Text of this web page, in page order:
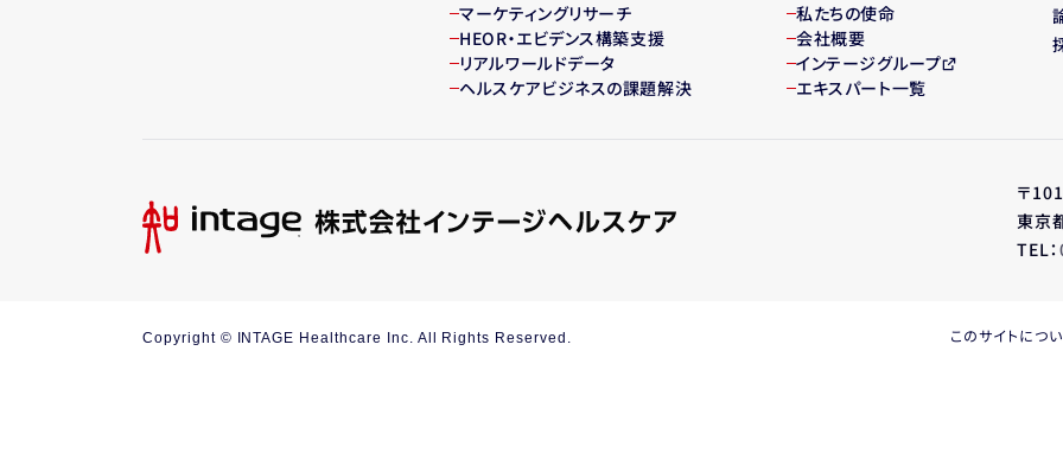
マーケティングリサーチ
HEOR・エビデンス構築支援
リアルワールドデータ
ヘルスケアビジネスの課題解決
私たちの使命
会社概要
インテージグループ
エキスパート一覧
〒
東京
TEL：
Copyright © INTAGE Healthcare Inc. All Rights Reserved. このサイトにつ